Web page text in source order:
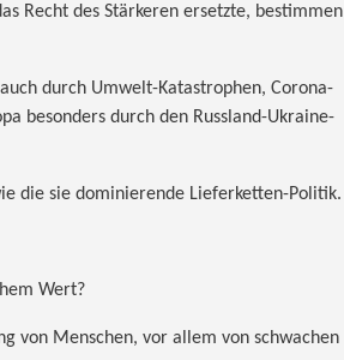
Recht des Stärkeren ersetzte, bestimmen
durch Umwelt-Katastrophen, Corona-
besonders durch den Russland-Ukraine-
die sie dominierende Lieferketten-Politik.
Wert?
von Menschen, vor allem von schwachen